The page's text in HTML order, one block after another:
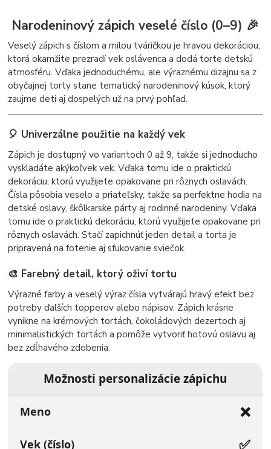
Narodeninový zápich veselé číslo (0–9) 🎉
Veselý zápich s číslom a milou tváričkou je hravou dekoráciou,
ktorá okamžite prezradí vek oslávenca a dodá torte detskú
atmosféru. Vďaka jednoduchému, ale výraznému dizajnu sa z
obyčajnej torty stane tematický narodeninový kúsok, ktorý
zaujme deti aj dospelých už na prvý pohľad.
🎈 Univerzálne použitie na každý vek
Zápich je dostupný vo variantoch 0 až 9, takže si jednoducho
vyskladáte akýkoľvek vek. Vďaka tomu ide o praktickú
dekoráciu, ktorú využijete opakovane pri rôznych oslavách.
Čísla pôsobia veselo a priateľsky, takže sa perfektne hodia na
detské oslavy, škôlkarske párty aj rodinné narodeniny. Vďaka
tomu ide o praktickú dekoráciu, ktorú využijete opakovane pri
rôznych oslavách. Stačí zapichnúť jeden detail a torta je
pripravená na fotenie aj sfukovanie sviečok.
🎨 Farebný detail, ktorý oživí tortu
Výrazné farby a veselý výraz čísla vytvárajú hravý efekt bez
potreby ďalších topperov alebo nápisov. Zápich krásne
vynikne na krémových tortách, čokoládových dezertoch aj
minimalistických tortách a pomôže vytvoriť hotovú oslavu aj
bez zdĺhavého zdobenia.
Možnosti personalizácie zápichu
Meno ❌
Vek (číslo) ✅